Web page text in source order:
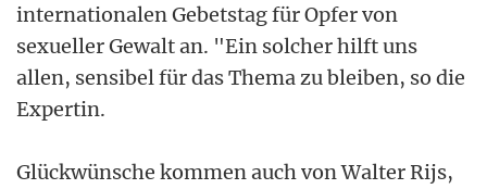
internationalen Gebetstag für Opfer von
sexueller Gewalt an. "Ein solcher hilft uns
allen, sensibel für das Thema zu bleiben, so die
Expertin.
Glückwünsche kommen auch von Walter Rijs,